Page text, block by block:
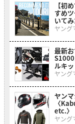
【初
すめ
いてみ
ヤング
最新
ルキッ
ヤング
ヤン
〈
etc.〉
ヤング